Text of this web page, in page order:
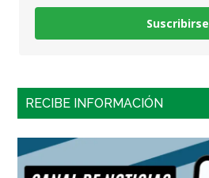
Suscribirse
RECIBE INFORMACIÓN